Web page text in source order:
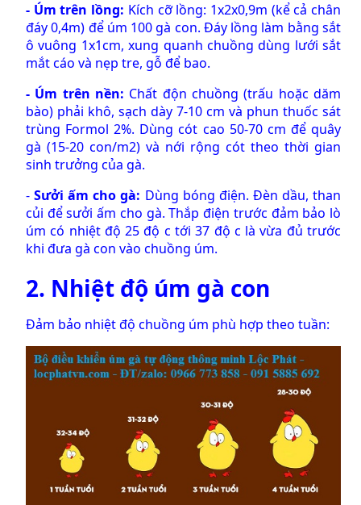
- Úm trên lồng: Kích cỡ lồng: 1x2x0,9m (kể cả chân
đáy 0,4m) để úm 100 gà con. Đáy lồng làm bằng sắt
ô vuông 1x1cm, xung quanh chuồng dùng lưới sắt
mắt cáo và nẹp tre, gỗ để bao.
- Úm trên nền: Chất độn chuồng (trấu hoặc dăm
bào) phải khô, sạch dày 7-10 cm và phun thuốc sát
trùng Formol 2%. Dùng cót cao 50-70 cm để quây
gà (15-20 con/m2) và nới rộng cót theo thời gian
sinh trưởng của gà.
-Sưởi ấm cho gà: Dùng bóng điện. Đèn dầu, than
củi để sưởi ấm cho gà. Thắp điện trước đảm bảo lò
úm có nhiệt độ 25 độ c tới 37 độ c là vừa đủ trước
khi đưa gà con vào chuồng úm.
2. Nhiệt độ úm gà con
Đảm bảo nhiệt độ chuồng úm phù hợp theo tuần: